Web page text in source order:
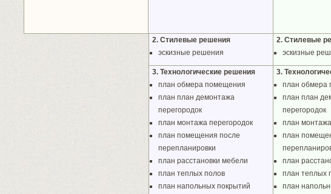
2. Стилевые решения
эскизные решения
2. Стилевые
эскизные
3. Технологические решения
план обмера помещения
план план демонтажа
перегородок
план монтажа перегородок
план помещения после
перепланировки
план расстановки мебели
план теплых полов
план напольных покрытий
3.
план обмера
план план
перегородок
план
план
план
план теплых
план